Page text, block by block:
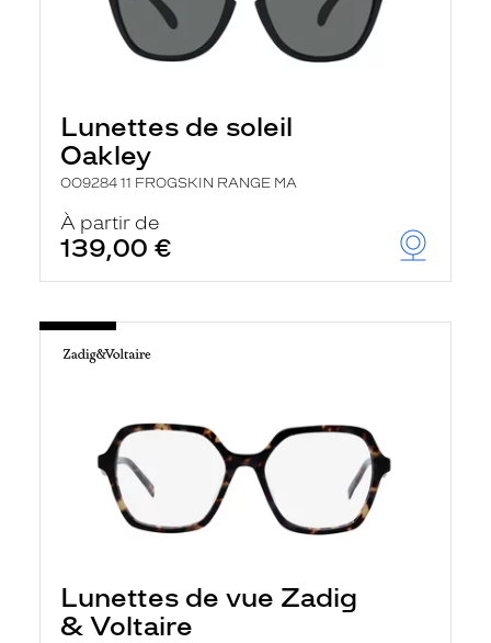
Lunettes de soleil
Oakley
OO9284 11 FROGSKIN RANGE MA
À partir de
139,00 €
Lunettes de vue Zadig
& Voltaire